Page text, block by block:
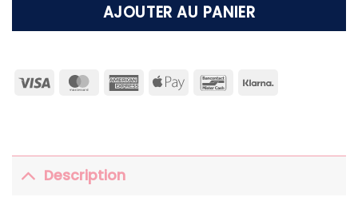
AJOUTER AU PANIER
Visa MasterCardAmericanApple
Bancontact
Klarna
Description